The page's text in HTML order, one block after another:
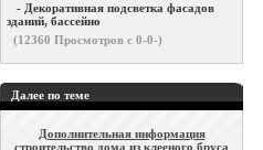
- Декоративная подсветка фасадов
зданий, бассейно
(12360 Просмотров с 0-0-)
Далее по теме
Дополнительная информация
строительство дома из клееного бруса